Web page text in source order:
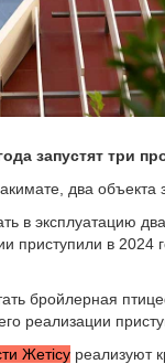
запустят три
два
в эксплуатацию
приступили в
бройлерная
реализации
Жетісу реализуют